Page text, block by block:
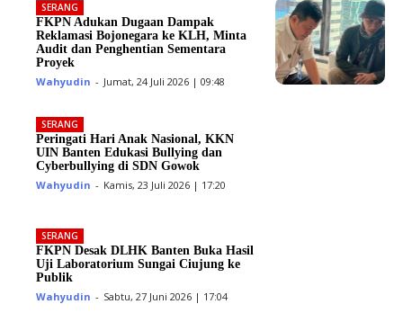
SERANG
FKPN Adukan Dugaan Dampak
Reklamasi Bojonegara ke KLH, Minta
Audit dan Penghentian Sementara
Proyek
Wahyudin - Jumat, 24 Juli 2026 | 09:48
SERANG
Peringati Hari Anak Nasional, KKN
UIN Banten Edukasi Bullying dan
Cyberbullying di SDN Gowok
Wahyudin - Kamis, 23 Juli 2026 | 17:20
SERANG
FKPN Desak DLHK Banten Buka Hasil
Uji Laboratorium Sungai Ciujung ke
Publik
Wahyudin - Sabtu, 27 Juni 2026 | 17:04